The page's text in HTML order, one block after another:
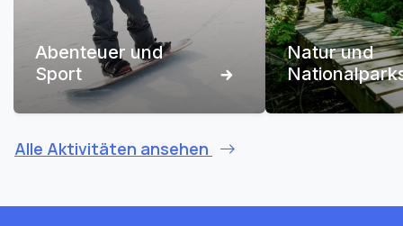
Abenteuer und
Sport
Natur und
Alle Aktivitäten ansehen